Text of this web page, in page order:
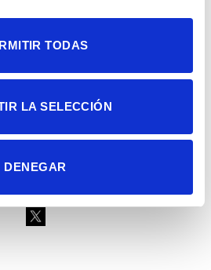
TODAS
LA SELECCIÓN
DENEGAR
Contacto
+ 34 965 23 37 00